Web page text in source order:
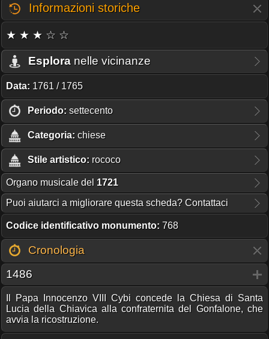
Informazioni storiche
★ ★ ★ ☆ ☆
Esplora nelle vicinanze
Data: 1761 / 1765
Periodo: settecento
Categoria: chiese
Stile artistico: rococo
Organo musicale del 1721
Puoi aiutarci a migliorare questa scheda? Contattaci
Codice identificativo monumento: 768
Cronologia
1486
Il Papa Innocenzo VIII Cybi concede la Chiesa di Santa
Lucia della Chiavica alla confraternita del Gonfalone, che
avvia la ricostruzione.